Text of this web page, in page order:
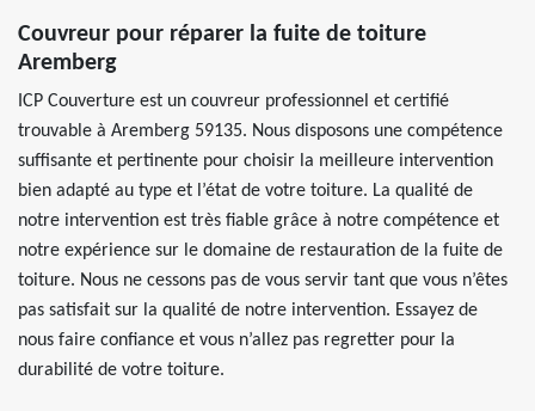
Couvreur pour réparer la fuite de toiture
Aremberg
ICP Couverture est un couvreur professionnel et certifié
trouvable à Aremberg 59135. Nous disposons une compétence
suffisante et pertinente pour choisir la meilleure intervention
bien adapté au type et l’état de votre toiture. La qualité de
notre intervention est très fiable grâce à notre compétence et
notre expérience sur le domaine de restauration de la fuite de
toiture. Nous ne cessons pas de vous servir tant que vous n’êtes
pas satisfait sur la qualité de notre intervention. Essayez de
nous faire confiance et vous n’allez pas regretter pour la
durabilité de votre toiture.